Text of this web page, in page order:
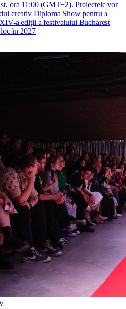
ora 11:00 (GMT+2). Proiectele vor
creativ Diploma Show pentru a
a ediții a festivalului Bucharest
loc în 2027